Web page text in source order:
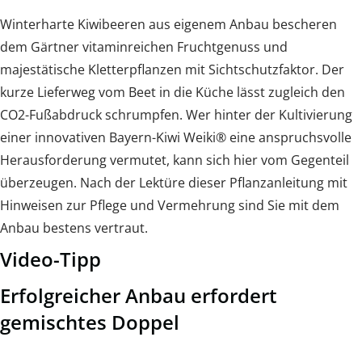
Winterharte Kiwibeeren aus eigenem Anbau bescheren
dem Gärtner vitaminreichen Fruchtgenuss und
majestätische Kletterpflanzen mit Sichtschutzfaktor. Der
kurze Lieferweg vom Beet in die Küche lässt zugleich den
CO2-Fußabdruck schrumpfen. Wer hinter der Kultivierung
einer innovativen Bayern-Kiwi Weiki® eine anspruchsvolle
Herausforderung vermutet, kann sich hier vom Gegenteil
überzeugen. Nach der Lektüre dieser Pflanzanleitung mit
Hinweisen zur Pflege und Vermehrung sind Sie mit dem
Anbau bestens vertraut.
Video-Tipp
Erfolgreicher Anbau erfordert
gemischtes Doppel